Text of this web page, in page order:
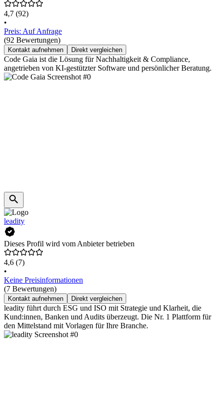
4,7 (92)
•
Preis: Auf Anfrage
(92 Bewertungen)
Kontakt aufnehmen Direkt vergleichen
Code Gaia ist die Lösung für Nachhaltigkeit & Compliance,
angetrieben von KI-gestützter Software und persönlicher Beratung.
leadity
Dieses Profil wird vom Anbieter betrieben
4,6 (7)
•
Keine Preisinformationen
(7 Bewertungen)
Kontakt aufnehmen Direkt vergleichen
leadity führt durch ESG und ISO mit Strategie und Klarheit, die
Kund:innen, Banken und Audits überzeugt. Die Nr. 1 Plattform für
den Mittelstand mit Vorlagen für Ihre Branche.